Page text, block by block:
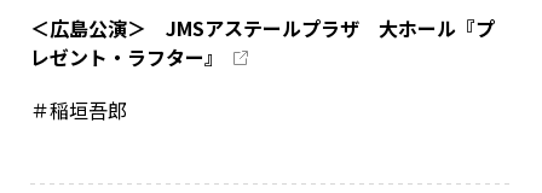
＜広島公演＞ JMSアステールプラザ 大ホール『プ
レゼント・ラフター』
＃稲垣吾郎